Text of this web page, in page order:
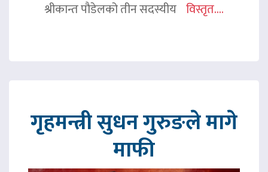
श्रीकान्त पौडेलको तीन सदस्यीय विस्तृत....
गृहमन्त्री सुधन गुरुङले मागे
माफी